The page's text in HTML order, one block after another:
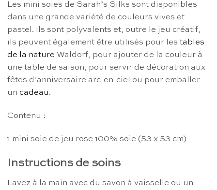
Les mini soies de Sarah’s Silks sont disponibles
dans une grande variété de couleurs vives et
pastel. Ils sont polyvalents et, outre le jeu créatif,
ils peuvent également être utilisés pour les tables
de la nature Waldorf, pour ajouter de la couleur à
une table de saison, pour servir de décoration aux
fêtes d’anniversaire arc-en-ciel ou pour emballer
un cadeau.
Contenu :
1 mini soie de jeu rose 100% soie (53 x 53 cm)
Instructions de soins
Lavez à la main avec du savon à vaisselle ou un